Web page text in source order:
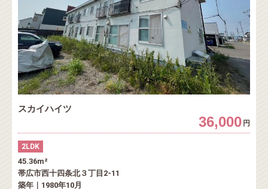
スカイハイツ
36,000 円
2LDK
45.36m²
帯広市西十四条北３丁目2-11
築年｜1980年10月